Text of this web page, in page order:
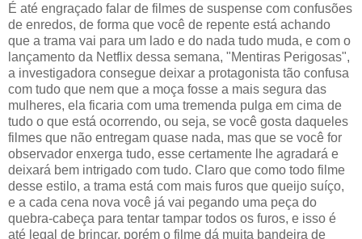
É até engraçado falar de filmes de suspense com confusões
de enredos, de forma que você de repente está achando
que a trama vai para um lado e do nada tudo muda, e com o
lançamento da Netflix dessa semana, "Mentiras Perigosas",
a investigadora consegue deixar a protagonista tão confusa
com tudo que nem que a moça fosse a mais segura das
mulheres, ela ficaria com uma tremenda pulga em cima de
tudo o que está ocorrendo, ou seja, se você gosta daqueles
filmes que não entregam quase nada, mas que se você for
observador enxerga tudo, esse certamente lhe agradará e
deixará bem intrigado com tudo. Claro que como todo filme
desse estilo, a trama está com mais furos que queijo suíço,
e a cada cena nova você já vai pegando uma peça do
quebra-cabeça para tentar tampar todos os furos, e isso é
até legal de brincar, porém o filme dá muita bandeira de